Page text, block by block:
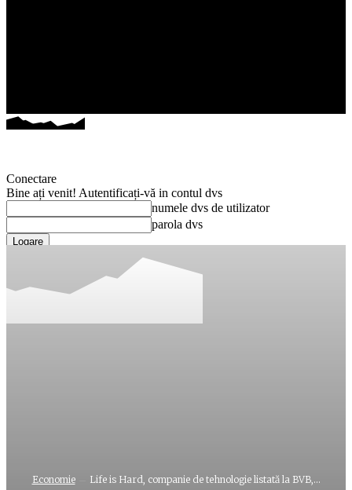
Conectare
Bine ați venit! Autentificați-vă in contul dvs
numele dvs de utilizator
parola dvs
Ați uitat parola? obține ajutor
Recuperați-vă parola
Economie Life is Hard, companie de tehnologie listată la BVB,...